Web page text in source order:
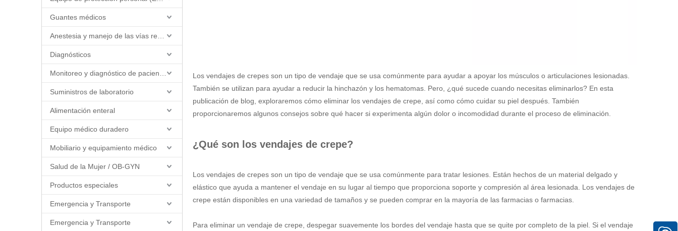
Guantes médicos
Diagnósticos
Suministros de laboratorio
Alimentación enteral
Equipo médico duradero
Mobiliario y equipamiento médico
Salud de la Mujer / OB-GYN
Productos especiales
Emergencia y Transporte
Emergencia y Transporte
Los vendajes de crepes son un tipo de vendaje que se usa comúnmente para ayudar a apoyar los músculos o articulaciones lesionadas.
También se utilizan para ayudar a reducir la hinchazón y los hematomas. Pero, ¿qué sucede cuando necesitas eliminarlos? En esta
publicación de blog, exploraremos cómo eliminar los vendajes de crepe, así como cómo cuidar su piel después. También
proporcionaremos algunos consejos sobre qué hacer si experimenta algún dolor o incomodidad durante el proceso de eliminación.
¿Qué son los vendajes de crepe?
Los vendajes de crepes son un tipo de vendaje que se usa comúnmente para tratar lesiones. Están hechos de un material delgado y
elástico que ayuda a mantener el vendaje en su lugar al tiempo que proporciona soporte y compresión al área lesionada. Los vendajes de
crepe están disponibles en una variedad de tamaños y se pueden comprar en la mayoría de las farmacias o farmacias.
Para eliminar un vendaje de crepe, despegar suavemente los bordes del vendaje hasta que se quite por completo de la piel. Si el vendaje